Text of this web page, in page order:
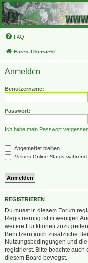
FAQ
Foren-Übersicht
Anmelden
Benutzername:
Passwort:
Ich habe mein Passwort vergessen
Angemeldet bleiben
Meinen Online-Status
REGISTRIEREN
Du musst in diesem Forum
Registrierung ist in wenigen
weitere Funktionen
Benutzern auch zusätzliche
Nutzungsbedingungen und
registrierst. Bitte beachte
diesem Board bewegst.